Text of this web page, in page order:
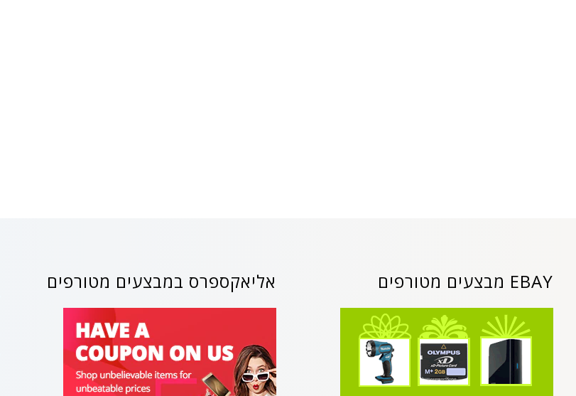
אליאקספרס במבצעים מטורפים EBAY מבצעים מטורפים